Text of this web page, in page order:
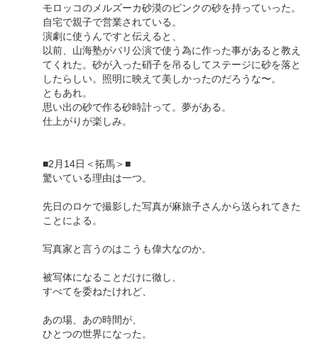
モロッコのメルズーカ砂漠のピンクの砂を持っていった。
自宅で親子で営業されている。
演劇に使うんですと伝えると、
以前、山海塾がパリ公演で使う為に作った事があると教え
てくれた。砂が入った硝子を吊るしてステージに砂を落と
したらしい。照明に映えて美しかったのだろうな〜。
ともあれ。
思い出の砂で作る砂時計って。夢がある。
仕上がりが楽しみ。
■2月14日＜拓馬＞■
驚いている理由は一つ。
先日のロケで撮影した写真が麻旅子さんから送られてきた
ことによる。
写真家と言うのはこうも偉大なのか。
被写体になることだけに徹し、
すべてを委ねたけれど、
あの場、あの時間が、
ひとつの世界になった。